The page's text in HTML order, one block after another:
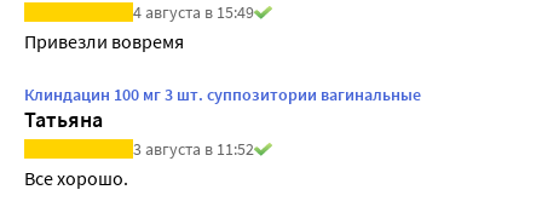
4 августа в 15:49
Привезли вовремя
Клиндацин 100 мг 3 шт. суппозитории вагинальные
Татьяна
3 августа в 11:52
Все хорошо.